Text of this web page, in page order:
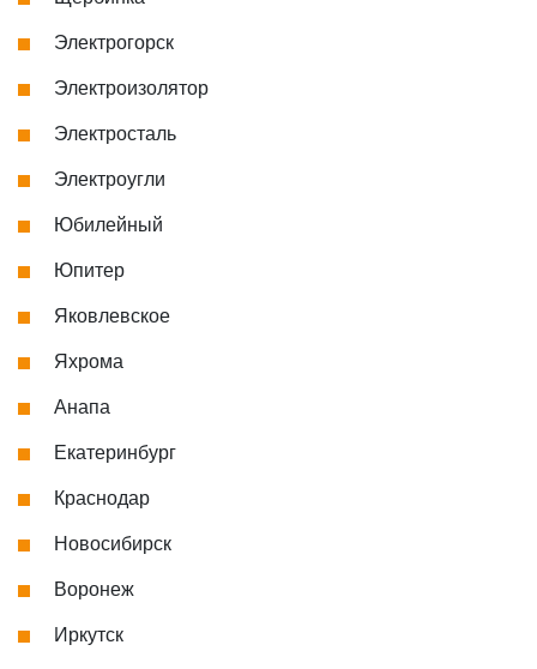
Электрогорск
Электроизолятор
Электросталь
Электроугли
Юбилейный
Юпитер
Яковлевское
Яхрома
Анапа
Екатеринбург
Краснодар
Новосибирск
Воронеж
Иркутск